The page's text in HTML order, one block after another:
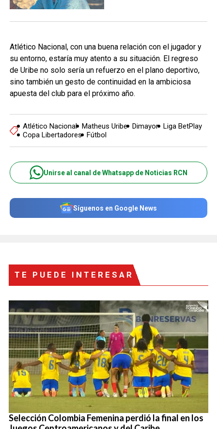
Atlético Nacional, con una buena relación con el jugador y
su entorno, estaría muy atento a su situación. El regreso
de Uribe no solo sería un refuerzo en el plano deportivo,
sino también un gesto de continuidad en la ambiciosa
apuesta del club para el próximo año.
Atlético Nacional Matheus Uribe Dimayor Liga BetPlay
Copa Libertadores Fútbol
Unirse al canal de Whatsapp de Noticias RCN
Síguenos en Google News
TE PUEDE INTERESAR
Selección Colombia Femenina perdió la final en los